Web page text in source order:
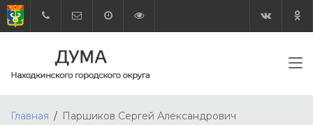
Главная Паршиков Сергей Александрович